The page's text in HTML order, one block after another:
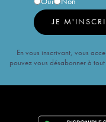
JE
En vous inscrivant, vous
pouvez vous désabonner à